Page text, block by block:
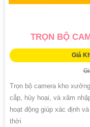
TRỌN BỘ
Giá
Trọn bộ camera kho
cắp, hủy hoại, và xâm
hoạt động giúp xác định
thời